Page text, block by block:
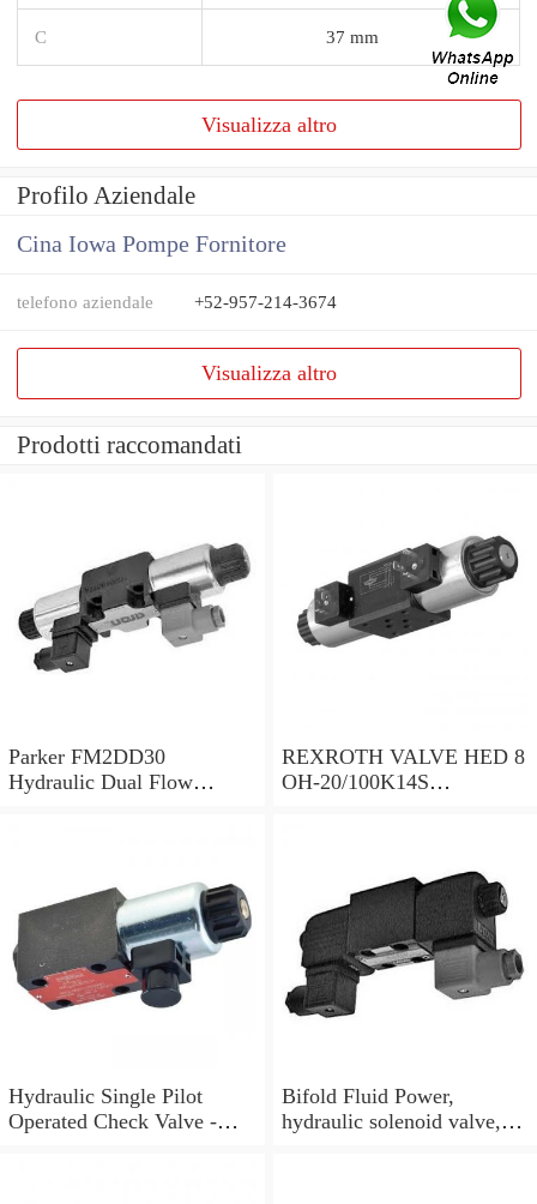
C 37 mm
Visualizza altro
Profilo Aziendale
Cina Iowa Pompe Fornitore
telefono aziendale +52-957-214-3674
Visualizza altro
Prodotti raccomandati
Parker FM2DD30
Hydraulic Dual Flow
REXROTH VALVE HED 8
OH-20/100K14S
Hydraulic Single Pilot
Operated Check Valve -
Bifold Fluid Power,
hydraulic solenoid valve,